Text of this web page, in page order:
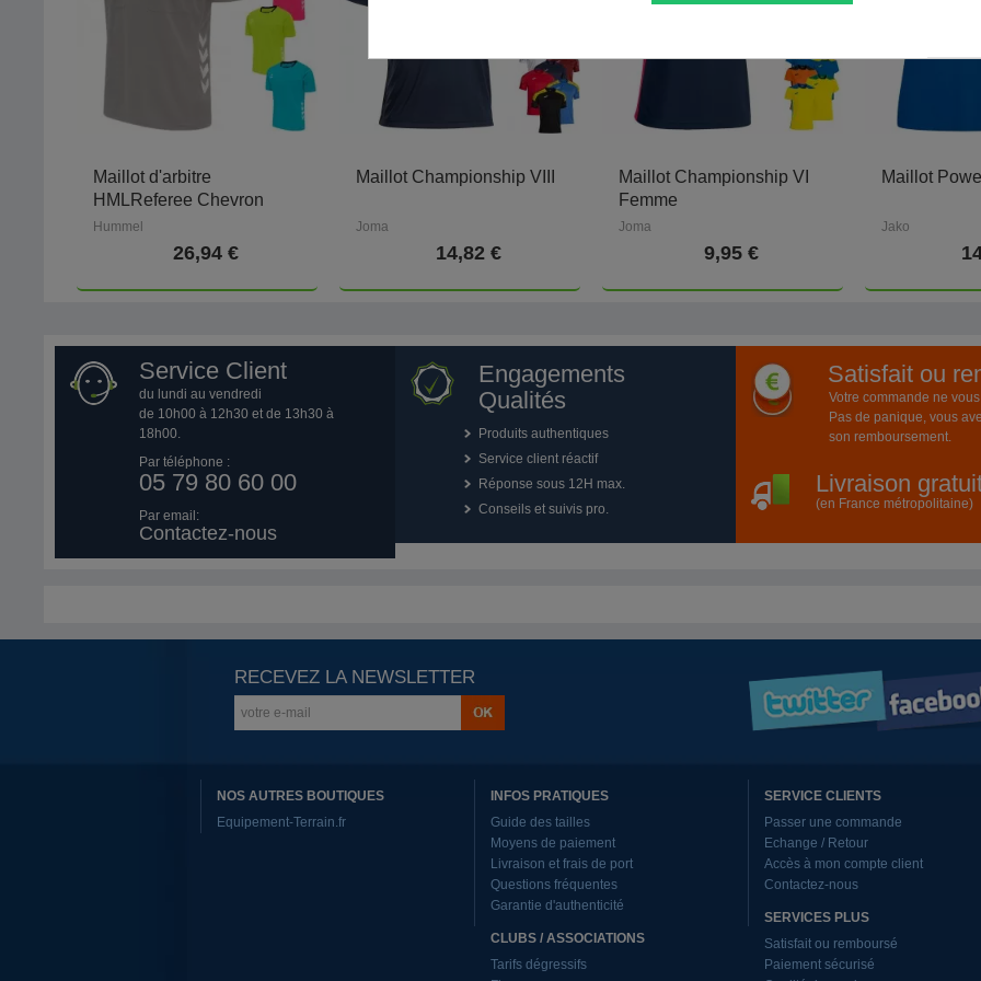
Maillot d'arbitre
HMLReferee Chevron
Hummel
26,94 €
Maillot Championship VIII
Joma
14,82 €
Maillot Championship VI
Femme
Joma
9,95 €
Maillot
Jako
Service Client
du lundi au vendredi
de 10h00 à 12h30 et de 13h30 à
18h00.
Par téléphone :
05 79 80 60 00
Par email:
Contactez-nous
Engagements
Qualités
Produits authentiques
Service client réactif
Réponse sous 12H max.
Conseils et suivis pro.
Satisfait ou
Votre commande ne
Pas de panique, vous
son remboursement.
Livraison
(en France métropolitaine)
RECEVEZ LA NEWSLETTER
NOS AUTRES BOUTIQUES
Equipement-Terrain.fr
INFOS PRATIQUES
Guide des tailles
Moyens de paiement
Livraison et frais de port
Questions fréquentes
Garantie d'authenticité
CLUBS / ASSOCIATIONS
Tarifs dégressifs
SERVICE CLIENTS
Passer une commande
Echange / Retour
Accès à mon compte client
Contactez-nous
SERVICES PLUS
Satisfait ou remboursé
Paiement sécurisé